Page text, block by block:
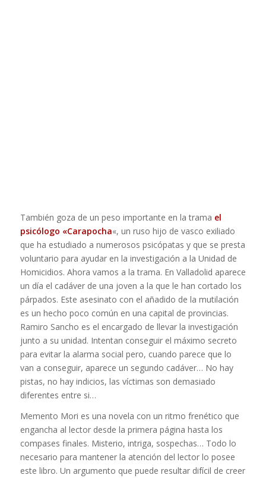
También goza de un peso importante en la trama el
psicólogo «Carapocha«, un ruso hijo de vasco exiliado
que ha estudiado a numerosos psicópatas y que se presta
voluntario para ayudar en la investigación a la Unidad de
Homicidios. Ahora vamos a la trama. En Valladolid aparece
un día el cadáver de una joven a la que le han cortado los
párpados. Este asesinato con el añadido de la mutilación
es un hecho poco común en una capital de provincias.
Ramiro Sancho es el encargado de llevar la investigación
junto a su unidad. Intentan conseguir el máximo secreto
para evitar la alarma social pero, cuando parece que lo
van a conseguir, aparece un segundo cadáver… No hay
pistas, no hay indicios, las víctimas son demasiado
diferentes entre si…
Memento Mori es una novela con un ritmo frenético que
engancha al lector desde la primera página hasta los
compases finales. Misterio, intriga, sospechas… Todo lo
necesario para mantener la atención del lector lo posee
este libro. Un argumento que puede resultar difícil de creer